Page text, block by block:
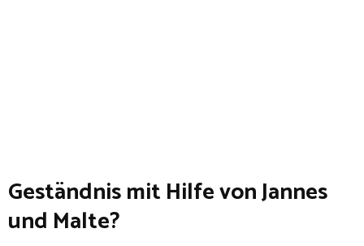
Geständnis mit Hilfe von Jannes
und Malte?